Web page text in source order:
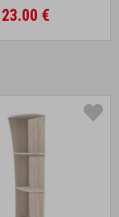
23.00 €